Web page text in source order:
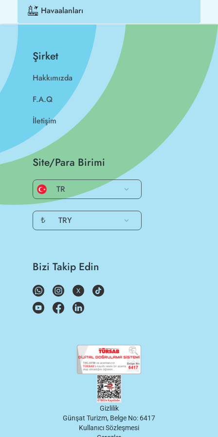
Havaalanları
Şirket
Hakkımızda
F.A.Q
İletişim
Site/Para Birimi
TR
₺ TRY
Bizi Takip Edin
Gizlilik
Günşat Turizm, Belge No: 6417
Kullanıcı Sözleşmesi